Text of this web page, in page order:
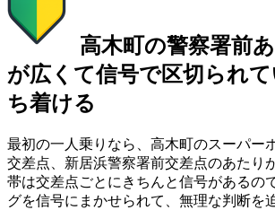
高木町の警察署前
が広くて信号で区切られ
ち着ける
最初の一人乗りなら、高木町のスーパー
交差点、新居浜警察署前交差点のあたり
帯は交差点ごとにきちんと信号があるの
グを信号にまかせられて、無理な判断を